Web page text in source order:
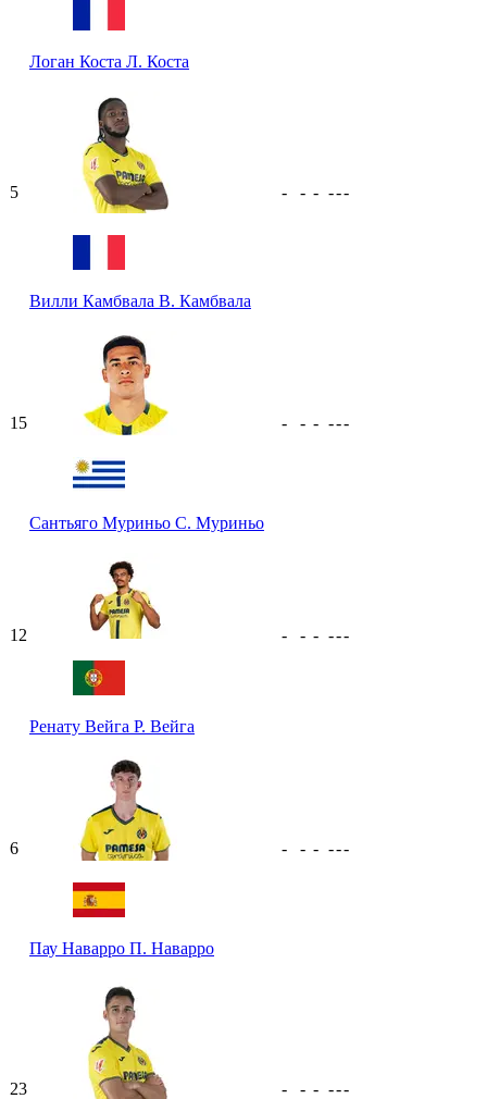
Логан Коста Л. Коста
5
Вилли Камбвала В. Камбвала
- - - ---
15
Сантьяго Муриньо С. Муриньо
- - - ---
12
Ренату Вейга Р. Вейга
- - - ---
6
Пау Наварро П. Наварро
- - - ---
23 - - - ---